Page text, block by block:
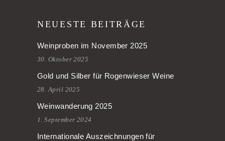
NEUESTE BEITRÄGE
Weinproben im November 2025
30. Oktober 2025
Gold und Silber für Rogenwieser Weine
28. April 2025
Weinwanderung 2025
1. September 2024
Internationale Auszeichnungen für